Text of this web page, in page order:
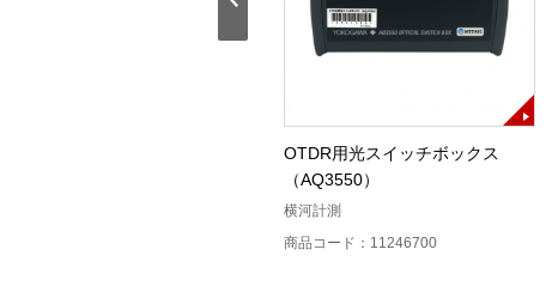
OTDR用光スイッチボックス
（AQ3550）
横河計測
商品コード：11246700